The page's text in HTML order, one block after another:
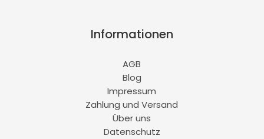
Informationen
AGB
Blog
Impressum
Zahlung und Versand
Über uns
Datenschutz